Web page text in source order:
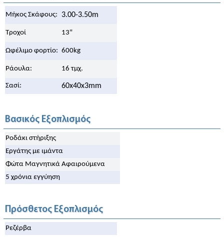
Μήκος Σκάφους: 3.00-3.50m
Τροχοί 13"
Ωφέλιμο φορτίο: 600kg
Ράουλα: 16 τμχ.
Σασί: 60x40x3mm
Βασικός Εξοπλισμός
Ροδάκι στήριξης
Εργάτης με ιμάντα
Φώτα Μαγνητικά Αφαιρούμενα
5 χρόνια εγγύηση
Πρόσθετος Εξοπλισμός
Ρεζέρβα